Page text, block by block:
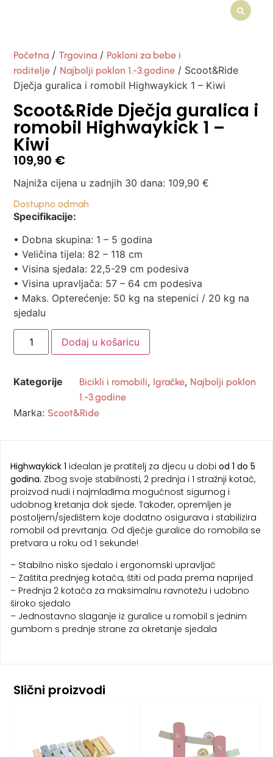
Početna /Trgovina / Pokloni za bebe i
roditelje / Najbolji poklon 1.-3.godine / Scoot&Ride
Dječja guralica i romobil Highwaykick 1 – Kiwi
Scoot&Ride Dječja guralica i
romobil Highwaykick 1 –
Kiwi
109,90 €
Najniža cijena u zadnjih 30 dana: 109,90€
Dostupno odmah
Specifikacije:
• Dobna skupina: 1 – 5 godina
• Veličina tijela: 82 – 118 cm
• Visina sjedala: 22,5-29 cm podesiva
• Visina upravljača: 57 – 64 cm podesiva
• Maks. Opterećenje: 50 kg na stepenici / 20 kg na
sjedalu
Dodaj u košaricu
Kategorije Bicikli i romobili, Igračke, Najbolji poklon
1.-3.godine
Marka: Scoot&Ride
Highwaykick 1 idealan je pratitelj za djecu u dobi od 1 do 5
godina. Zbog svoje stabilnosti, 2 prednja i 1 stražnji kotač,
proizvod nudi i najmlađima mogućnost sigurnog i
udobnog kretanja dok sjede. Također, opremljen je
postoljem/sjedištem koje dodatno osigurava i stabilizira
romobil od prevrtanja. Od dječje guralice do romobila se
pretvara u roku od 1 sekunde!
– Stabilno nisko sjedalo i ergonomski upravljač
– Zaštita prednjeg kotača, štiti od pada prema naprijed
– Prednja 2 kotača za maksimalnu ravnotežu i udobno
široko sjedalo
– Jednostavno slaganje iz guralice u romobil s jednim
gumbom s prednje strane za okretanje sjedala
Slični proizvodi